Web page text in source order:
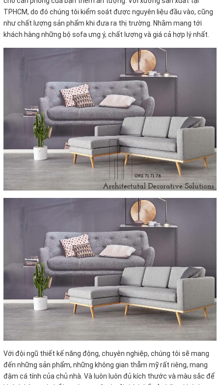
TPHCM, do đó chúng tôi kiểm soát được nguyên liệu đầu vào, cũng
như chất lượng sản phẩm khi đưa ra thị trường. Nhằm mang tới
khách hàng những bộ sofa ưng ý, chất lượng và giá cả hợp lý nhất.
Với đội ngũ thiết kế năng động, chuyên nghiệp, chúng tôi sẽ mang
đến những sản phẩm, những không gian thẫm mỹ rất riêng, mang
đậm cá tính của chủ nhà. Và luôn luôn đủ kích thước và màu sắc để